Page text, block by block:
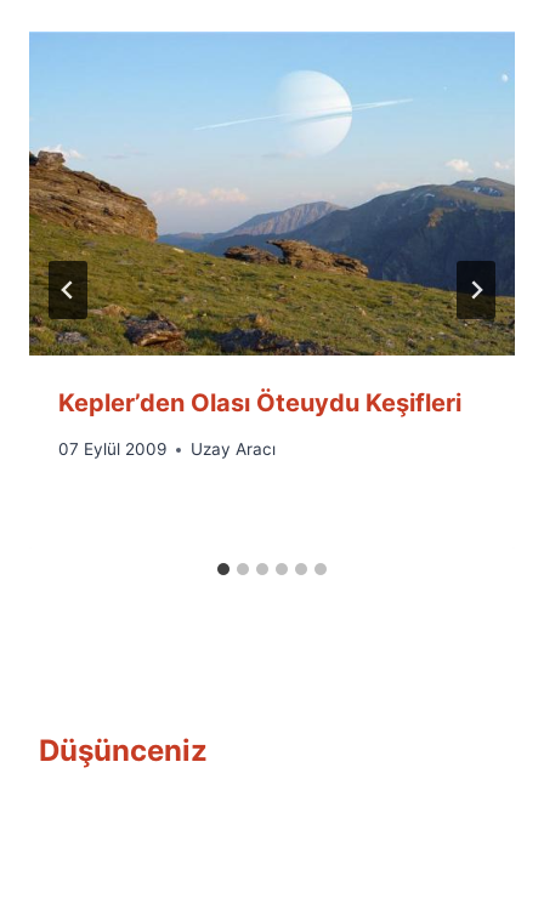
Kepler’den Olası Öteuydu Keşifleri
By
07 Eylül 2009 Uzay Aracı
Düşünceniz